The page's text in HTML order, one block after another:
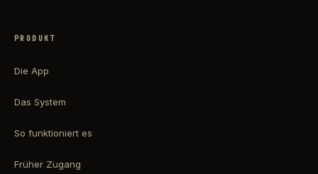
PRODUKT
Die App
Das System
So funktioniert es
Früher Zugang